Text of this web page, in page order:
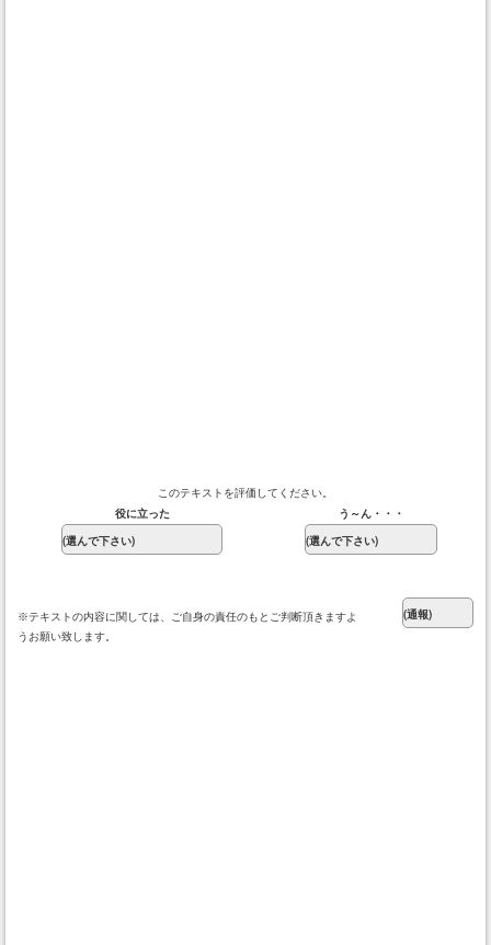
このテキストを評価してください。
役に立った
う～ん・・・
※テキストの内容に関しては、ご自身の責任のもとご判断頂きますよ
うお願い致します。